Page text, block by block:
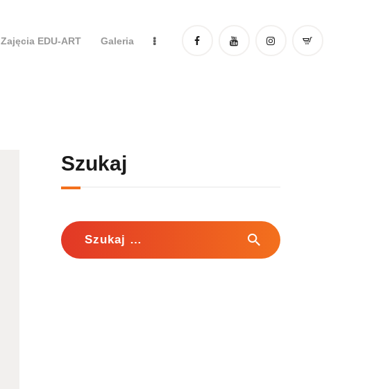
Zajęcia EDU-ART Galeria
Szukaj
Szukaj: